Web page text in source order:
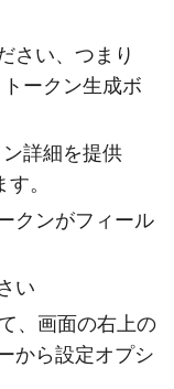
さい、つまり
ークン生成ボ
詳細を提供
。
クンがフィール
い
、画面の右上の
から設定オプシ